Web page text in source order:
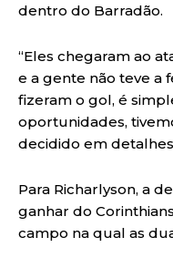
dentro do Barradão.
“Eles chegaram ao
e a gente não teve a
fizeram o gol, é
oportunidades,
decidido em
Para Richarlyson, a
ganhar do
campo na qual as